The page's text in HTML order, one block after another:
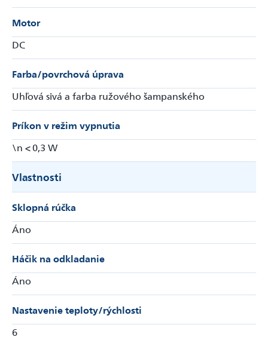
Motor
DC
Farba/povrchová úprava
Uhľová sivá a farba ružového šampanského
Príkon v režim vypnutia
\n < 0,3 W
Vlastnosti
Sklopná rúčka
Áno
Háčik na odkladanie
Áno
Nastavenie teploty/rýchlosti
6